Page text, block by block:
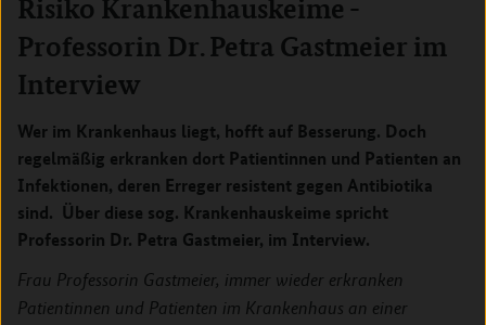
Risiko Krankenhauskeime -
Professorin Dr. Petra Gastmeier im
Interview
Wer im Krankenhaus liegt, hofft auf Besserung. Doch
regelmäßig erkranken dort Patientinnen und Patienten an
Infektionen, deren Erreger resistent gegen Antibiotika
sind. Über diese sog. Krankenhauskeime spricht
Professorin Dr. Petra Gastmeier, im Interview.
Frau Professorin Gastmeier, immer wieder erkranken
Patientinnen und Patienten im Krankenhaus an einer